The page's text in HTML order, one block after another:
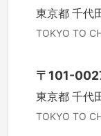
東京都 千代
TOKYO TO
〒 101-
東京都 千代
TOKYO TO